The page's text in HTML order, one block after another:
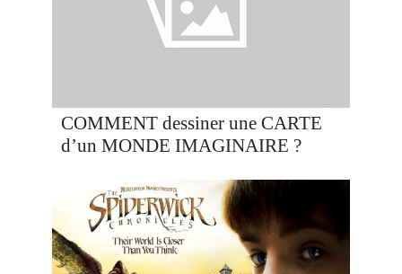
COMMENT dessiner une CARTE
d’un MONDE IMAGINAIRE ?